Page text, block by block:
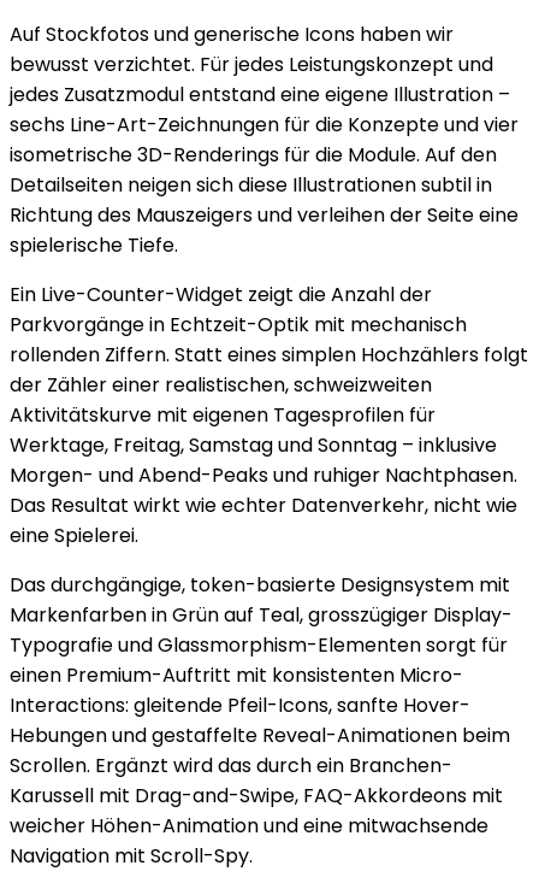
Auf Stockfotos und generische Icons haben wir
bewusst verzichtet. Für jedes Leistungskonzept und
jedes Zusatzmodul entstand eine eigene Illustration –
sechs Line-Art-Zeichnungen für die Konzepte und vier
isometrische 3D-Renderings für die Module. Auf den
Detailseiten neigen sich diese Illustrationen subtil in
Richtung des Mauszeigers und verleihen der Seite eine
spielerische Tiefe.
Ein Live-Counter-Widget zeigt die Anzahl der
Parkvorgänge in Echtzeit-Optik mit mechanisch
rollenden Ziffern. Statt eines simplen Hochzählers folgt
der Zähler einer realistischen, schweizweiten
Aktivitätskurve mit eigenen Tagesprofilen für
Werktage, Freitag, Samstag und Sonntag – inklusive
Morgen- und Abend-Peaks und ruhiger Nachtphasen.
Das Resultat wirkt wie echter Datenverkehr, nicht wie
eine Spielerei.
Das durchgängige, token-basierte Designsystem mit
Markenfarben in Grün auf Teal, grosszügiger Display-
Typografie und Glassmorphism-Elementen sorgt für
einen Premium-Auftritt mit konsistenten Micro-
Interactions: gleitende Pfeil-Icons, sanfte Hover-
Hebungen und gestaffelte Reveal-Animationen beim
Scrollen. Ergänzt wird das durch ein Branchen-
Karussell mit Drag-and-Swipe, FAQ-Akkordeons mit
weicher Höhen-Animation und eine mitwachsende
Navigation mit Scroll-Spy.